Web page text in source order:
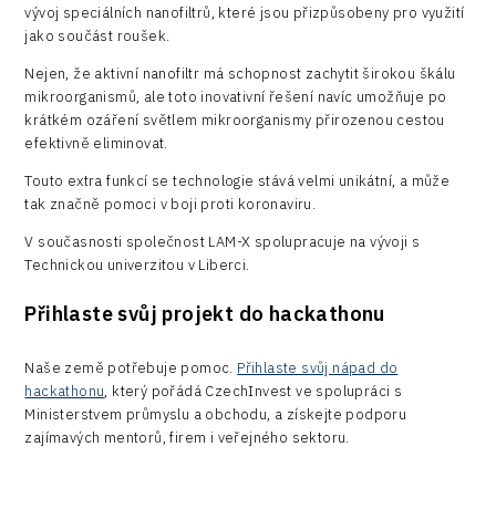
Vehicles
vývoj speciálních nanofiltrů, které jsou přizpůsobeny pro využití
jako součást roušek.
Nejen, že aktivní nanofiltr má schopnost zachytit širokou škálu
mikroorganismů, ale toto inovativní řešení navíc umožňuje po
krátkém ozáření světlem mikroorganismy přirozenou cestou
efektivně eliminovat.
Touto extra funkcí se technologie stává velmi unikátní, a může
tak značně pomoci v boji proti koronaviru.
V současnosti společnost LAM-X spolupracuje na vývoji s
Technickou univerzitou v Liberci.
Přihlaste svůj projekt do hackathonu
Naše země potřebuje pomoc. Přihlaste svůj nápad do
hackathonu, který pořádá CzechInvest ve spolupráci s
Ministerstvem průmyslu a obchodu, a získejte podporu
zajímavých mentorů, firem i veřejného sektoru.